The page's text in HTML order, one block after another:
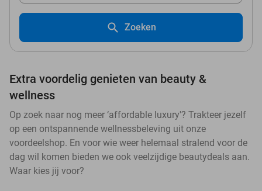
Zoeken
Extra voordelig genieten van beauty &
wellness
Op zoek naar nog meer ‘affordable luxury'? Trakteer jezelf
op een ontspannende wellnessbeleving uit onze
voordeelshop. En voor wie weer helemaal stralend voor de
dag wil komen bieden we ook veelzijdige beautydeals aan.
Waar kies jij voor?